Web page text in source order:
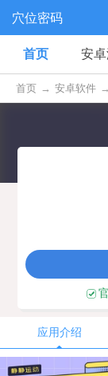
穴位密码
首页 安
首页 → 安卓软件 →
应用介绍